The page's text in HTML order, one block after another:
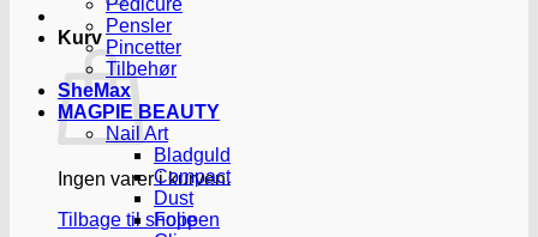
Kurv
Ingen varer i kurven.
Tilbage til shoppen
Pedicure
Pensler
Pincetter
Tilbehør
SheMax
MAGPIE BEAUTY
Nail Art
Bladguld
Compact
Dust
Folie